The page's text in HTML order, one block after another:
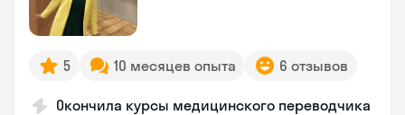
5 10 месяцев опыта 6 отзывов
Окончила курсы медицинского переводчика